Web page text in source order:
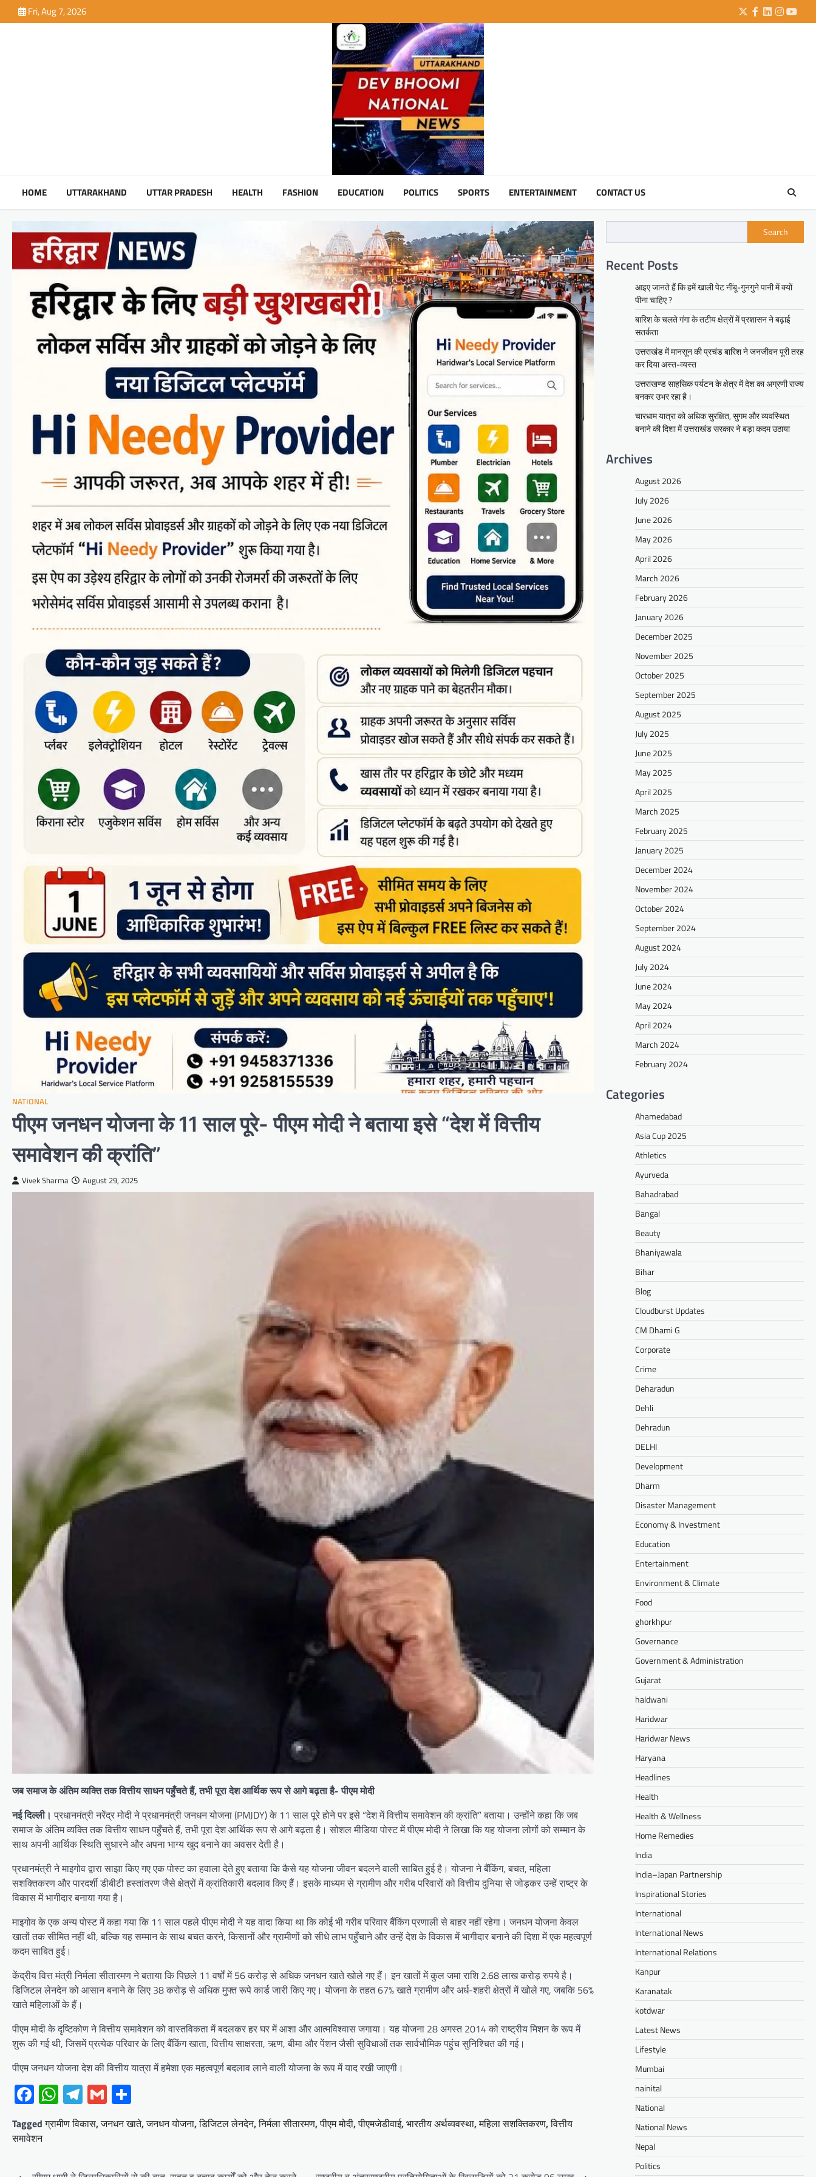
to
Fri, Aug 7, 2026 Twitter
Facebook
LinkedIn
HOME UTTARAKHAND UTTAR PRADESH HEALTH FASHION EDUCATION POLITICS SPORTS ENTERTAINMENT CONTACT US
NATIONAL
पीएम जनधन योजना के 11 साल पूरे- पीएम मोदी ने बताया इसे “देश में वित्तीय
समावेशन की क्रांति”
Vivek Sharma August 29, 2025
जब समाज के अंतिम व्यक्ति तक वित्तीय साधन पहुँचते हैं, तभी पूरा देश आर्थिक रूप से आगे बढ़ता है- पीएम मोदी
नई दिल्ली। प्रधानमंत्री नरेंद्र मोदी ने प्रधानमंत्री जनधन योजना (PMJDY) के 11 साल पूरे होने पर इसे “देश में वित्तीय समावेशन की क्रांति” बताया। उन्होंने कहा कि जब
समाज के अंतिम व्यक्ति तक वित्तीय साधन पहुँचते हैं, तभी पूरा देश आर्थिक रूप से आगे बढ़ता है। सोशल मीडिया पोस्ट में पीएम मोदी ने लिखा कि यह योजना लोगों को सम्मान के
साथ अपनी आर्थिक स्थिति सुधारने और अपना भाग्य खुद बनाने का अवसर देती है।
प्रधानमंत्री ने माइगोव द्वारा साझा किए गए एक पोस्ट का हवाला देते हुए बताया कि कैसे यह योजना जीवन बदलने वाली साबित हुई है। योजना ने बैंकिंग, बचत, महिला
सशक्तिकरण और पारदर्शी डीबीटी हस्तांतरण जैसे क्षेत्रों में क्रांतिकारी बदलाव किए हैं। इसके माध्यम से ग्रामीण और गरीब परिवारों को वित्तीय दुनिया से जोड़कर उन्हें राष्ट्र के
विकास में भागीदार बनाया गया है।
माइगोव के एक अन्य पोस्ट में कहा गया कि 11 साल पहले पीएम मोदी ने यह वादा किया था कि कोई भी गरीब परिवार बैंकिंग प्रणाली से बाहर नहीं रहेगा। जनधन योजना केवल
खातों तक सीमित नहीं थी, बल्कि यह सम्मान के साथ बचत करने, किसानों और ग्रामीणों को सीधे लाभ पहुँचाने और उन्हें देश के विकास में भागीदार बनाने की दिशा में एक महत्वपूर्ण
कदम साबित हुई।
केंद्रीय वित्त मंत्री निर्मला सीतारमण ने बताया कि पिछले 11 वर्षों में 56 करोड़ से अधिक जनधन खाते खोले गए हैं। इन खातों में कुल जमा राशि 2.68 लाख करोड़ रुपये है।
डिजिटल लेनदेन को आसान बनाने के लिए 38 करोड़ से अधिक मुफ्त रूपे कार्ड जारी किए गए। योजना के तहत 67% खाते ग्रामीण और अर्ध-शहरी क्षेत्रों में खोले गए, जबकि 56%
खाते महिलाओं के हैं।
पीएम मोदी के दृष्टिकोण ने वित्तीय समावेशन को वास्तविकता में बदलकर हर घर में आशा और आत्मविश्वास जगाया। यह योजना 28 अगस्त 2014 को राष्ट्रीय मिशन के रूप में
शुरू की गई थी, जिसमें प्रत्येक परिवार के लिए बैंकिंग खाता, वित्तीय साक्षरता, ऋण, बीमा और पेंशन जैसी सुविधाओं तक सार्वभौमिक पहुंच सुनिश्चित की गई।
पीएम जनधन योजना देश की वित्तीय यात्रा में हमेशा एक महत्वपूर्ण बदलाव लाने वाली योजना के रूप में याद रखी जाएगी।
Facebook
WhatsApp
Telegram
Gmail
Taggedग्रामीण विकास,जनधन खाते,जनधन योजना,डिजिटल लेनदेन,निर्मला सीतारमण,पीएम मोदी,पीएमजेडीवाई,भारतीय अर्थव्यवस्था,महिला सशक्तिकरण,वित्तीय
समावेशन
Post
Search
Recent Posts
आइए जानते हैं कि हमें खाली पेट नींबू-गुनगुने पानी में क्यों
पीना चाहिए ?
बारिश के चलते गंगा के तटीय क्षेत्रों में प्रशासन ने बढ़ाई
सतर्कता
उत्तराखंड में मानसून की प्रचंड बारिश ने जनजीवन पूरी तरह
कर दिया अस्त-व्यस्त
उत्तराखण्ड साहसिक पर्यटन के क्षेत्र में देश का अग्रणी राज्य
बनकर उभर रहा है।
चारधाम यात्रा को अधिक सुरक्षित, सुगम और व्यवस्थित
बनाने की दिशा में उत्तराखंड सरकार ने बड़ा कदम उठाया
Archives
August 2026
July 2026
June 2026
May 2026
April 2026
March 2026
February 2026
January 2026
December 2025
November 2025
October 2025
September 2025
August 2025
July 2025
June 2025
May 2025
April 2025
March 2025
February 2025
January 2025
December 2024
November 2024
October 2024
September 2024
August 2024
July 2024
June 2024
May 2024
April 2024
March 2024
February 2024
Categories
Ahamedabad
Asia Cup 2025
Athletics
Ayurveda
Bahadrabad
Bangal
Beauty
Bhaniyawala
Bihar
Blog
Cloudburst Updates
CM Dhami G
Corporate
Crime
Deharadun
Dehli
Dehradun
DELHI
Development
Dharm
Disaster Management
Economy & Investment
Education
Entertainment
Environment & Climate
Food
ghorkhpur
Governance
Government & Administration
Gujarat
haldwani
Haridwar
Haridwar News
Haryana
Headlines
Health
Health & Wellness
Home Remedies
India
India–Japan Partnership
Inspirational Stories
International
International News
International Relations
Kanpur
Karanatak
kotdwar
Latest News
Lifestyle
Mumbai
nainital
National
National News
Nepal
Politics